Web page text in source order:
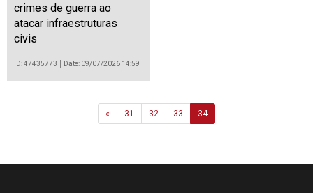
crimes de guerra ao
atacar infraestruturas
civis
ID: 47435773 Date: 09/07/2026 14:59
« Previous
31 32 33 34